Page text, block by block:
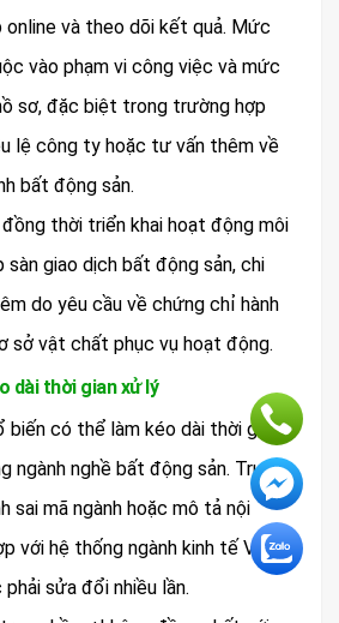
online và theo dõi kết quả. Mức
vào phạm vi công việc và mức
sơ, đặc biệt trong trường hợp
lệ công ty hoặc tư vấn thêm về
bất động sản.
đồng thời triển khai hoạt động môi
sàn giao dịch bất động sản, chi
do yêu cầu về chứng chỉ hành
sở vật chất phục vụ hoạt động.
dài thời gian xử lý
có thể làm kéo dài thời gian
ngành nghề bất động sản. Trước
sai mã ngành hoặc mô tả nội
với hệ thống ngành kinh tế Việt
sửa đổi nhiều lần.